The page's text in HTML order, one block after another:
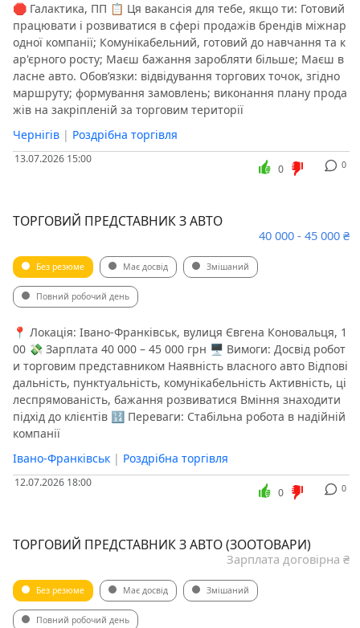
🛑 Галактика, ПП 📋 Ця вакансія для тебе, якщо ти: Готовий
працювати і розвиватися в сфері продажів брендів міжнар
одної компанії; Комунікабельний, готовий до навчання та к
ар'єрного росту; Маєш бажання заробляти більше; Маєш в
ласне авто. Обов’язки: відвідування торгових точок, згідно
маршруту; формування замовлень; виконання плану прода
жів на закріпленій за торговим території
Чернігів | Роздрібна торгівля
13.07.2026 15:00 0
0
ТОРГОВИЙ ПРЕДСТАВНИК З АВТО
40 000 - 45 000 ₴
Без резюме Має досвід Змішаний
Повний робочий день
📍 Локація: Івано-Франківськ, вулиця Євгена Коновальця, 1
00 💸 Зарплата 40 000 – 45 000 грн 🖥 Вимоги: Досвід робот
и торговим представником Наявність власного авто Відпові
дальність, пунктуальність, комунікабельність Активність, ці
леспрямованість, бажання розвиватися Вміння знаходити
підхід до клієнтів 🔢 Переваги: Стабільна робота в надійній
компанії
Івано-Франківськ | Роздрібна торгівля
12.07.2026 18:00 0
0
ТОРГОВИЙ ПРЕДСТАВНИК З АВТО (ЗООТОВАРИ)
Зарплата договірна ₴
Без резюме Має досвід Змішаний
Повний робочий день